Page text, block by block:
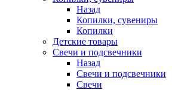
Назад
Копилки, сувениры
Копилки
Детские товары
Свечи и подсвечники
Назад
Свечи и подсвечники
Свечи